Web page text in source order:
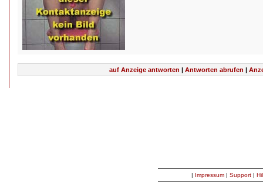
auf Anzeige antworten | Antworten abrufen |
| Impressum| Support|